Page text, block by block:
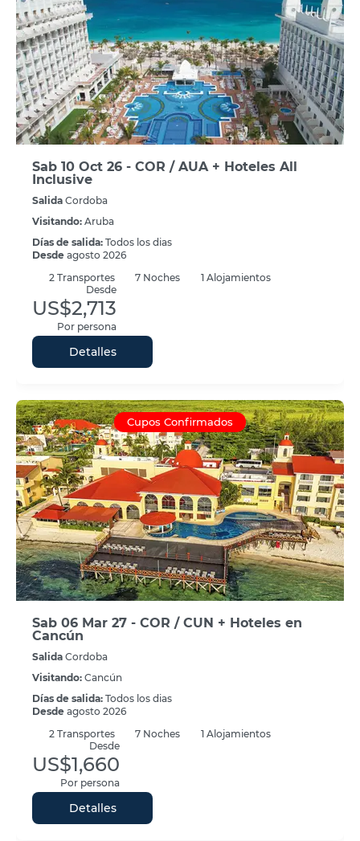
Sab 10 Oct 26 - COR / AUA + Hoteles All
Inclusive
Salida Cordoba
Visitando: Aruba
Días de salida: Todos los dias
Desde agosto 2026
2 Transportes 7 Noches
1 Alojamientos
Desde
US$2,713
Por persona
Detalles
Cupos Confirmados
Sab 06 Mar 27 - COR / CUN + Hoteles en
Cancún
Salida Cordoba
Visitando: Cancún
Días de salida: Todos los dias
Desde agosto 2026
2 Transportes 7 Noches
1 Alojamientos
Desde
US$1,660
Por persona
Detalles